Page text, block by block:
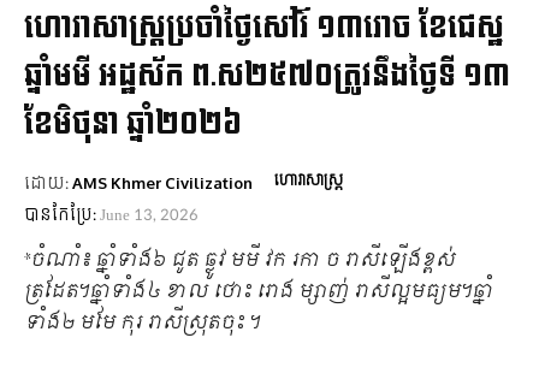
ហោរាសាស្រ្តប្រចាំថ្ងៃសៅរ៍ ១៣រោច ខែជេស្ឋ
ឆ្នាំមមី អដ្ឋស័ក ព.ស២៥៧០ត្រូវនឹងថ្ងៃទី ១៣
ខែមិថុនា ឆ្នាំ២០២៦
ដោយ:AMS Khmer Civilization ហោរាសាស្ត្រ
បានកែប្រែ:June 13, 2026
*ចំណាំ៖ ឆ្នាំទាំង៦ ជូត ឆ្លូវ មមី វក រកា ច រាសីឡើងខ្ពស់
ត្រដែត។ឆ្នាំទាំង៤ ខាល ថោះ រោង ម្សាញ់ រាសីល្អមធ្យម។ឆ្នាំ
ទាំង២ មមែ កុរ រាសីស្រុតចុះ ។